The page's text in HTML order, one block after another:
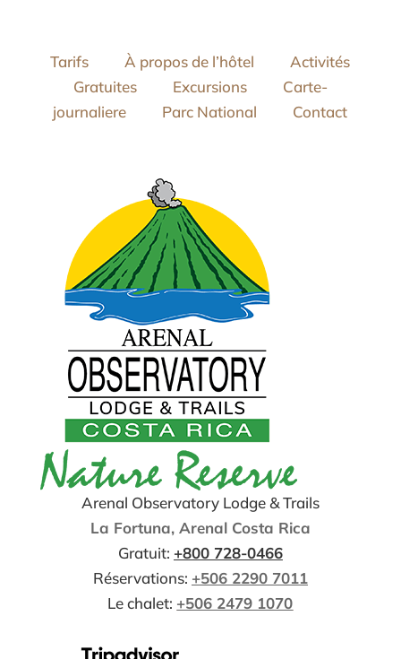
Tarifs À propos de l’hôtel
Activités
Gratuites
Excursions
Carte-
journaliere
Parc National Contact
Arenal Observatory Lodge & Trails
La Fortuna, Arenal Costa Rica
Gratuit: +800 728-0466
Réservations: +506 2290 7011
Le chalet: +506 2479 1070